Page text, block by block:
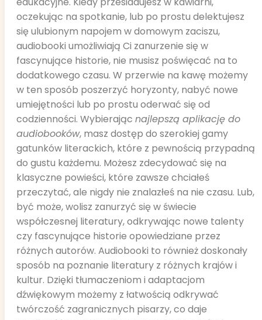
oczekując na spotkanie, lub po prostu delektujesz
się ulubionym napojem w domowym zaciszu,
audiobooki umożliwiają Ci zanurzenie się w
fascynujące historie, nie musisz poświęcać na to
dodatkowego czasu. W przerwie na kawę możemy
w ten sposób poszerzyć horyzonty, nabyć nowe
umiejętności lub po prostu oderwać się od
codzienności. Wybierając najlepszą aplikację do
audiobooków, masz dostęp do szerokiej gamy
gatunków literackich, które z pewnością przypadną
do gustu każdemu. Możesz zdecydować się na
klasyczne powieści, które zawsze chciałeś
przeczytać, ale nigdy nie znalazłeś na nie czasu. Lub,
być może, wolisz zanurzyć się w świecie
współczesnej literatury, odkrywając nowe talenty
czy fascynujące historie opowiedziane przez
różnych autorów. Audiobooki to również doskonały
sposób na poznanie literatury z różnych krajów i
kultur. Dzięki tłumaczeniom i adaptacjom
dźwiękowym możemy z łatwością odkrywać
twórczość zagranicznych pisarzy, co daje